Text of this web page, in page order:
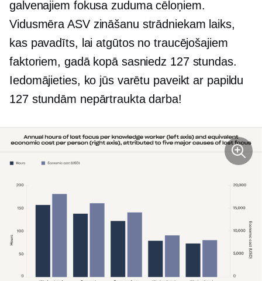
galvenajiem fokusa zuduma cēloņiem.
Vidusmēra ASV zināšanu strādniekam laiks,
kas pavadīts, lai atgūtos no traucējošajiem
faktoriem, gadā kopā sasniedz 127 stundas.
Iedomājieties, ko jūs varētu paveikt ar papildu
127 stundām nepārtraukta darba!